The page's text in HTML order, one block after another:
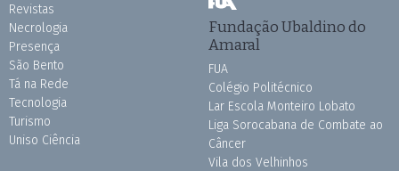
Revistas
Necrologia
Presença
São Bento
Tá na Rede
Tecnologia
Turismo
Uniso Ciência
Fundação Ubaldino do
Amaral
FUA
Colégio Politécnico
Lar Escola Monteiro Lobato
Liga Sorocabana de Combate ao
Câncer
Vila dos Velhinhos